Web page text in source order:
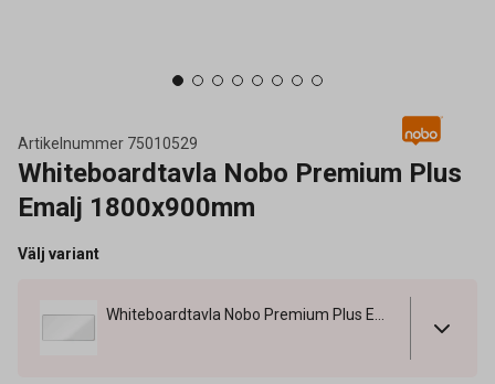
Artikelnummer 75010529
Whiteboardtavla Nobo Premium Plus
Emalj 1800x900mm
Välj variant